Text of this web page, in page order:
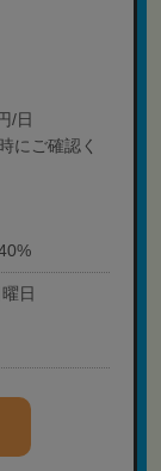
/日
にご確認く
日